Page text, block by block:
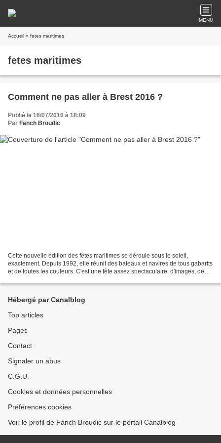
MENU
Accueil » fetes maritimes
fetes maritimes
Comment ne pas aller à Brest 2016 ?
Publié le 16/07/2016 à 18:09
Par Fanch Broudic
Cette nouvelle édition des fêtes maritimes se déroule sous le soleil,
exactement. Depuis 1992, elle réunit des bateaux et navires de tous gabarits
et de toutes les couleurs. C'est une fête assez spectaculaire, d'images, de
Hébergé par Canalblog
Top articles
Pages
Contact
Signaler un abus
C.G.U.
Cookies et données personnelles
Préférences cookies
Voir le profil de Fanch Broudic sur le portail Canalblog